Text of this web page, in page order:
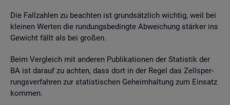
Die Fall­zah­len zu be­ach­ten ist grund­sätz­lich wich­tig, weil bei
klei­nen Wer­ten die run­dungs­be­ding­te Ab­wei­chung stär­ker ins
Ge­wicht fällt als bei gro­ßen.
Beim Ver­gleich mit an­de­ren Pu­bli­ka­tio­nen der Sta­tis­tik der
BA ist dar­auf zu ach­ten, dass dort in der Regel das Zell­sper­
rungs­ver­fah­ren zur sta­tis­ti­schen Ge­heim­hal­tung zum Ein­satz
kom­men.